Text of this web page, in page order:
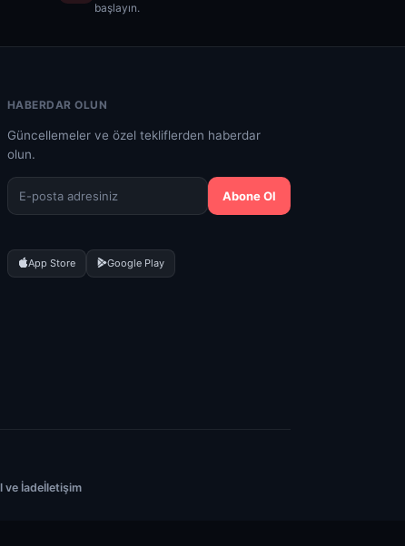
başlayın.
HABERDAR OLUN
Güncellemeler ve özel tekliflerden haberdar
olun.
Abone Ol
App Store Google Play
ve İadeİletişim